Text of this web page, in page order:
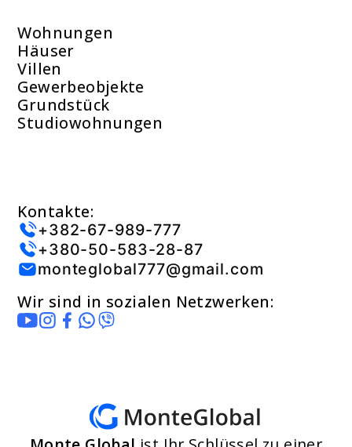
Wohnungen
Häuser
Villen
Gewerbeobjekte
Grundstück
Studiowohnungen
Kontakte:
+382-67-989-777
+380-50-583-28-87
monteglobal777@gmail.com
Wir sind in sozialen Netzwerken: